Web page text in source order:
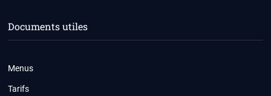
Documents utiles
Menus
Tarifs